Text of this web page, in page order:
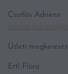
Csatlós Adrienn
Üzleti
Ertl Flóra